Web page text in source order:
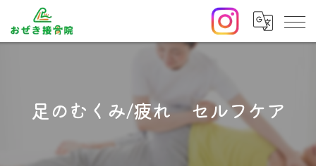
足のむくみ/疲れ セルフケア